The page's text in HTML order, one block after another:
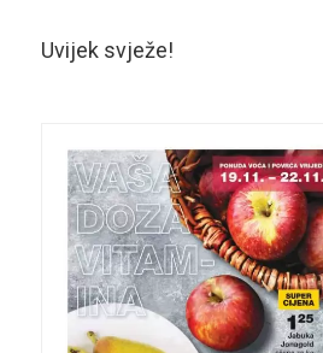
Uvijek svježe!